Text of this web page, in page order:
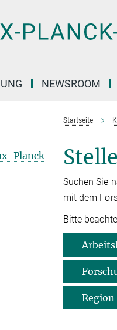
NEWSROOM
Startseite
Suchen Sie
mit dem
Bitte
Region
Planck